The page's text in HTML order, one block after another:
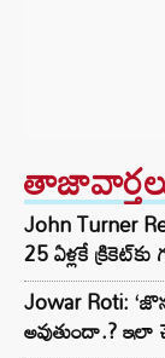
John Turner
25 ఏళ్లకే
Jowar Roti:
అవుతుందా.? ఇలా